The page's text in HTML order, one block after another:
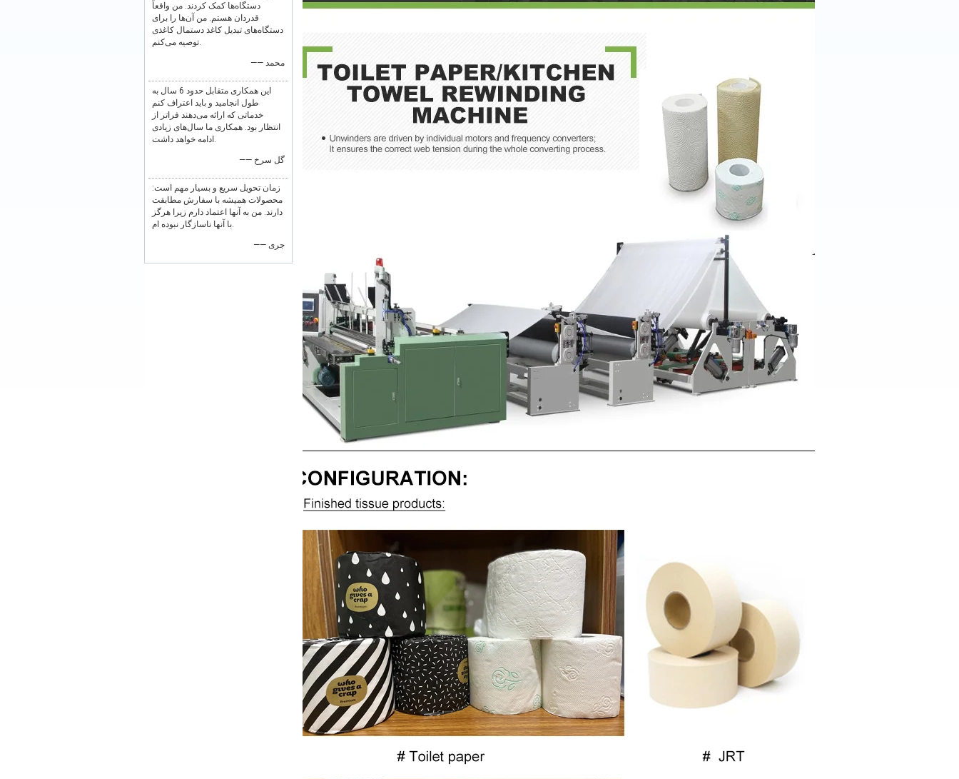
دستگاه‌ها کمک کردند. من واقعاً
قدردان هستم. من آن‌ها را برای
دستگاه‌های تبدیل کاغذ دستمال کاغذی
توصیه می‌کنم.
—— محمد
این همکاری متقابل حدود 6 سال به
طول انجامید و باید اعتراف کنم
خدماتی که ارائه می‌دهند فراتر از
انتظار بود. همکاری ما سال‌های زیادی
ادامه خواهد داشت.
—— گل سرخ
زمان تحویل سریع و بسیار مهم است:
محصولات همیشه با سفارش مطابقت
دارند. من به آنها اعتماد دارم زیرا هرگز
با آنها ناسازگار نبوده ام.
—— جری